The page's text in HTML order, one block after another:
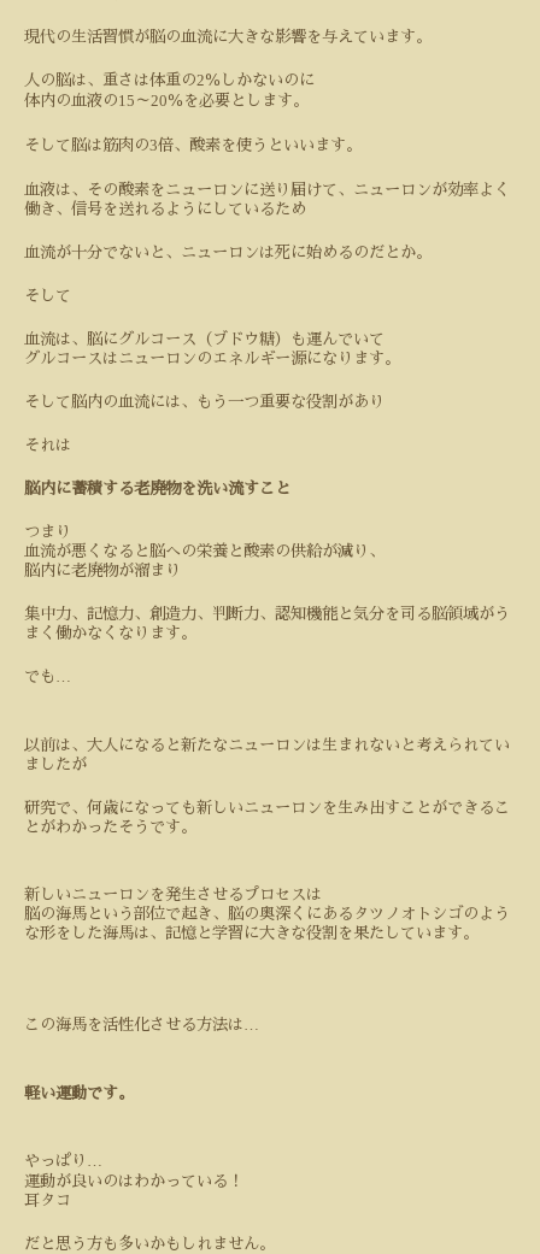
現代の生活習慣が脳の血流に大きな影響を与えています。
人の脳は、重さは体重の2％しかないのに
体内の血液の15 ～20％を必要とします。
そして脳は筋肉の3倍、酸素を使うといいます。
血液は、その酸素をニューロンに送り届けて、ニューロンが効率よく
働き、信号を送れるようにしているため
血流が十分でないと、ニューロンは死に始めるのだとか。
そして
血流は、脳にグルコース（ブドウ糖）も運んでいて
グルコースはニューロンのエネルギー源になります。
そして脳内の血流には、もう一つ重要な役割があり
それは
脳内に蓄積する老廃物を洗い流すこと
つまり
血流が悪くなると脳への栄養と酸素の供給が減り、
脳内に老廃物が溜まり
集中力、記憶力、創造力、判断力、認知機能と気分を司る脳領域がう
まく働かなくなります。
でも …
以前は、大人になると新たなニューロンは生まれないと考えられてい
ましたが
研究で、何歳になっても新しいニューロンを生み出すことができるこ
とがわかったそうです。
新しいニューロンを発生させるプロセスは
脳の海馬という部位で起き、脳の奥深くにあるタツノオトシゴのよう
な形をした海馬は、記憶と学習に大きな役割を果たしています。
この海馬を活性化させる方法は…
軽い運動です。
やっぱり …
運動が良いのはわかっている！
耳タコ
だと思う方も多いかもしれません。